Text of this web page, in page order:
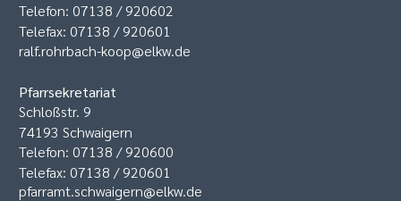
Telefon: 07138 / 920602
Telefax: 07138 / 920601
ralf.rohrbach-koop@elkw.de
Pfarrsekretariat
Schloßstr. 9
74193 Schwaigern
Telefon: 07138 / 920600
Telefax: 07138 / 920601
pfarramt.schwaigern@elkw.de